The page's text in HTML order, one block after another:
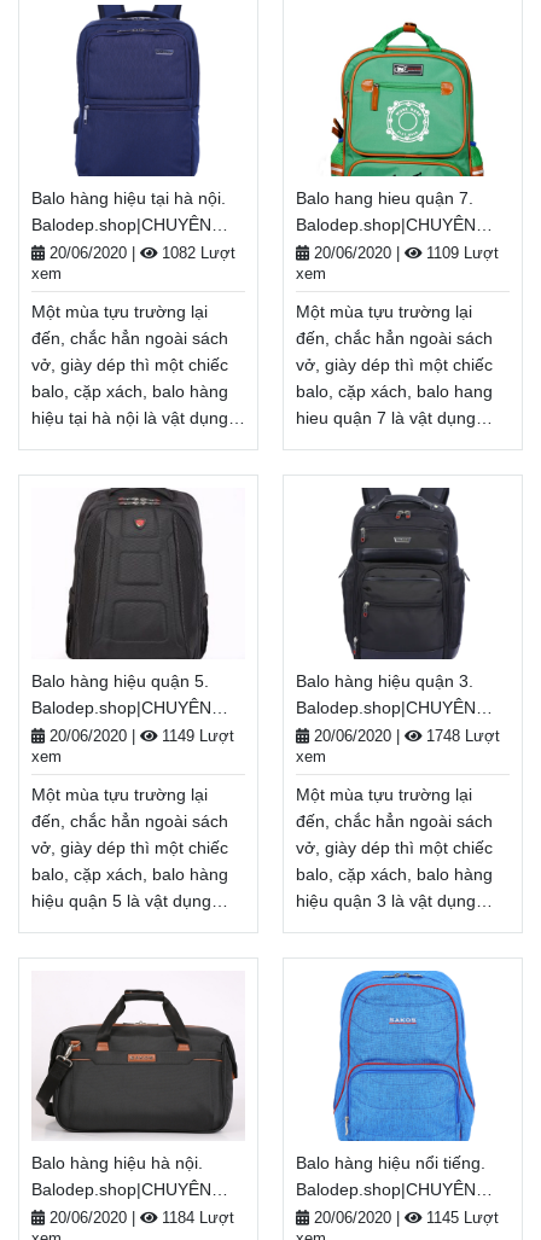
năm học mới đầy tươi
sáng. Nhân dịp năm học
mới, Balodep.shop tri ân
khách hàng với những
chương trình ưu đãi,
khuyến mãi vô cùng hấp
dẫn và đa dạng sản phẩm.
Balodep.shop|Chuyên balo
hàng hiệu tôn thất
tùng, Balo-Túi xách. Giao
hàng toàn quốc, Miễn phí
đổi trả hàng, thanh toán
tiền khi nhận hàng
Xem thêm
Nhân dịp năm học
mới, Balodep.shop tri ân
khách hàng với những
chương trình ưu đãi,
khuyến mãi vô cùng hấp
dẫn và đa dạng sản phẩm.
Balodep.shop|Chuyên balo
hàng hiệu tại đà
nẵng, Balo-Túi xách. Giao
hàng toàn quốc, Miễn phí
đổi trả hàng, thanh toán
tiền khi nhận hàng
Xem thêm
Balo hàng hiệu tại hà nội.
Balodep.shop|CHUYÊN
BALO-TÚI XÁCH–VALI ĐẸP
20/06/2020
1082 Lượt
xem
Một mùa tựu trường lại
đến, chắc hẳn ngoài sách
vở, giày dép thì một chiếc
balo, cặp xách, balo hàng
hiệu tại hà nội là vật dụng
năng lượng cho một năm
học mới đầy tươi sáng.
Nhân dịp năm học
mới, Balodep.shop tri ân
khách hàng với những
chương trình ưu đãi,
khuyến mãi vô cùng hấp
dẫn và đa dạng sản phẩm.
Balodep.shop|Chuyên balo
hàng hiệu tại hà nội, Balo-
Túi xách. Giao hàng toàn
quốc, Miễn phí đổi trả
hàng, thanh toán tiền khi
nhận hàngXem thêm
Balo hang hieu quận 7.
Balodep.shop|CHUYÊN
BALO-TÚI XÁCH–VALI ĐẸP
20/06/2020
1109 Lượt
xem
Một mùa tựu trường lại
đến, chắc hẳn ngoài sách
vở, giày dép thì một chiếc
balo, cặp xách, balo hang
hieu quận 7 là vật dụng
năng lượng cho một năm
học mới đầy tươi sáng.
Nhân dịp năm học
mới, Balodep.shop tri ân
khách hàng với những
chương trình ưu đãi,
khuyến mãi vô cùng hấp
dẫn và đa dạng sản phẩm.
Balodep.shop|Chuyên balo
hang hieu quận 7, Balo-Túi
xách. Giao hàng toàn quốc,
Miễn phí đổi trả hàng,
thanh toán tiền khi nhận
hàngXem thêm
Balo hàng hiệu quận 5.
Balodep.shop|CHUYÊN
BALO-TÚI XÁCH–VALI ĐẸP
20/06/2020
1149 Lượt
xem
Một mùa tựu trường lại
đến, chắc hẳn ngoài sách
vở, giày dép thì một chiếc
balo, cặp xách, balo hàng
hiệu quận 5 là vật dụng
năng lượng cho một năm
Nhân dịp năm học
mới, Balodep.shop tri ân
khách hàng với những
chương trình ưu đãi,
khuyến mãi vô cùng hấp
dẫn và đa dạng sản phẩm.
Balodep.shop|Chuyên balo
hàng hiệu quận 5, Balo-Túi
xách. Giao hàng toàn quốc,
Balo hàng hiệu quận 3.
Balodep.shop|CHUYÊN
BALO-TÚI XÁCH–VALI ĐẸP
20/06/2020
1748 Lượt
xem
Một mùa tựu trường lại
đến, chắc hẳn ngoài sách
vở, giày dép thì một chiếc
balo, cặp xách, balo hàng
hiệu quận 3 là vật dụng
năng lượng cho một năm
học mới đầy tươi sáng.
Nhân dịp năm học
mới, Balodep.shop tri ân
khách hàng với những
chương trình ưu đãi,
khuyến mãi vô cùng hấp
dẫn và đa dạng sản phẩm.
Balodep.shop|Chuyên balo
hàng hiệu quận 3, Balo-Túi
xách. Giao hàng toàn quốc,
Balo hàng hiệu hà nội.
Balodep.shop|CHUYÊN
BALO-TÚI XÁCH–VALI ĐẸP
20/06/2020
1184 Lượt
Balo hàng hiệu nổi tiếng.
Balodep.shop|CHUYÊN
BALO-TÚI XÁCH–VALI ĐẸP
20/06/2020
1145 Lượt